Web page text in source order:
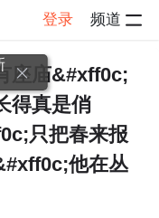
登录 频道
详情
座庙&#xff0c;
得真是俏
只把春来报
他在丛